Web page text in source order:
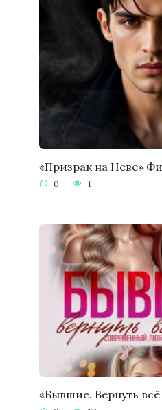
«Призрак на Неве»
0 1
«Бывшие. Вернуть